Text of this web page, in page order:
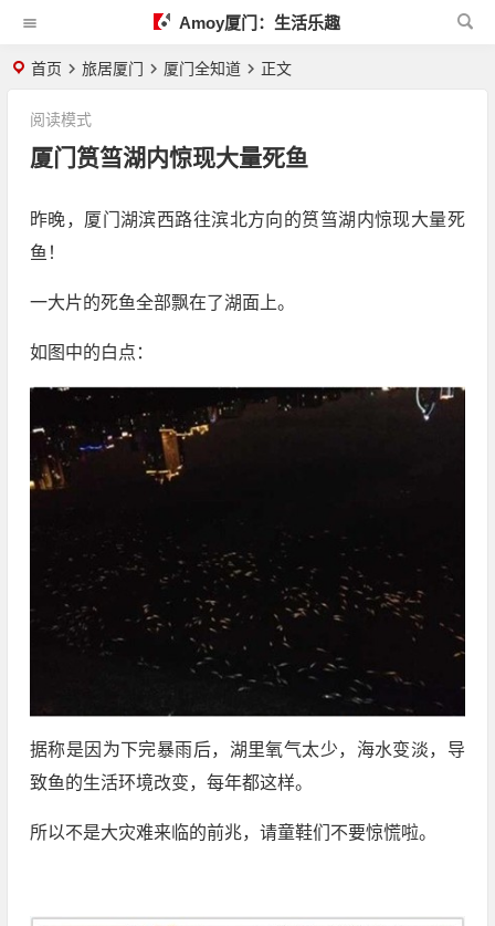
Amoy厦门：生活乐趣
首页 旅居厦门 厦门全知道 正文
厦门筼筜湖内惊现大量死鱼
阅读模式
昨晚，厦门湖滨西路往滨北方向的筼筜湖内惊现大量死
鱼！
一大片的死鱼全部飘在了湖面上。
如图中的白点：
据称是因为下完暴雨后，湖里氧气太少，海水变淡，导
致鱼的生活环境改变，每年都这样。
所以不是大灾难来临的前兆，请童鞋们不要惊慌啦。